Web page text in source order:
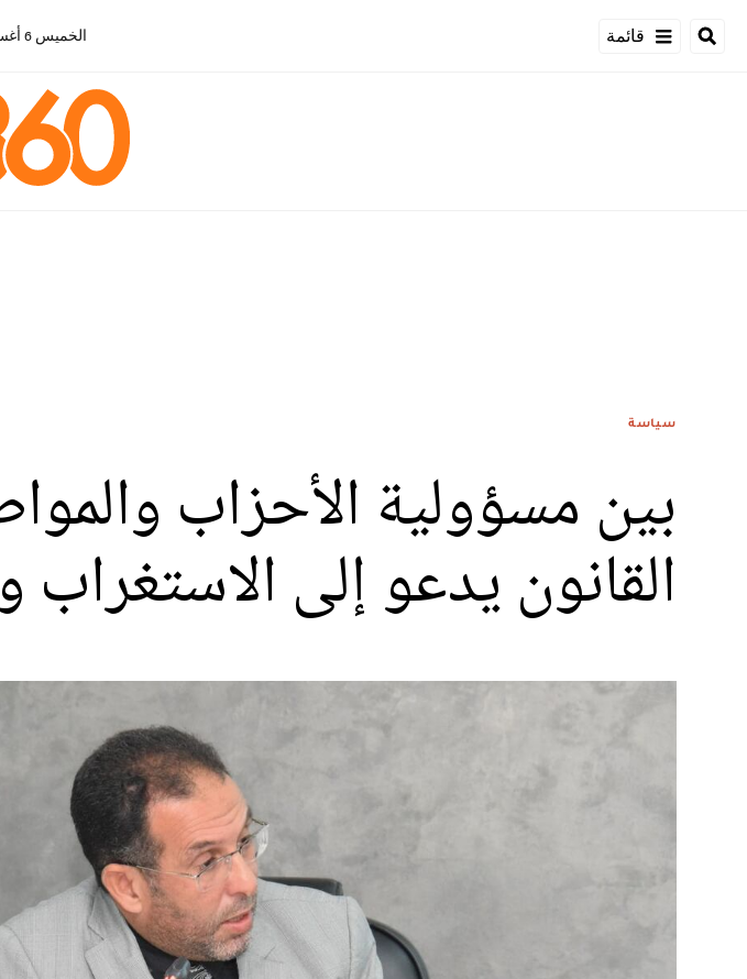
قائمة الخميس 6
سياسة
بين مسؤولية الأحزاب
القانون يدعو إلى الاستغراب